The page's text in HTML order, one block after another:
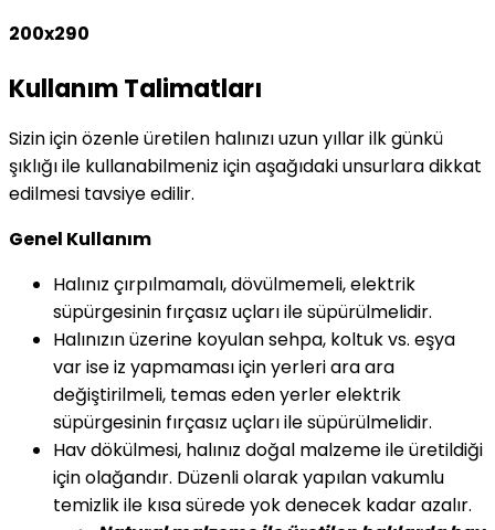
200x290
Kullanım Talimatları
Sizin için özenle üretilen halınızı uzun yıllar ilk günkü
şıklığı ile kullanabilmeniz için aşağıdaki unsurlara dikkat
edilmesi tavsiye edilir.
Genel Kullanım
Halınız çırpılmamalı, dövülmemeli, elektrik
süpürgesinin fırçasız uçları ile süpürülmelidir.
Halınızın üzerine koyulan sehpa, koltuk vs. eşya
var ise iz yapmaması için yerleri ara ara
değiştirilmeli, temas eden yerler elektrik
süpürgesinin fırçasız uçları ile süpürülmelidir.
Hav dökülmesi, halınız doğal malzeme ile üretildiği
için olağandır. Düzenli olarak yapılan vakumlu
temizlik ile kısa sürede yok denecek kadar azalır.